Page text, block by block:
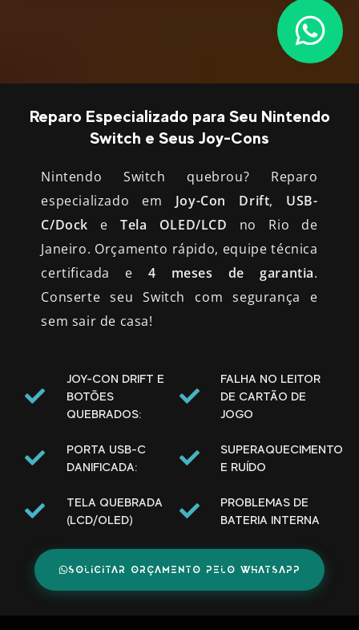
Reparo Especializado para Seu Nintendo
Switch e Seus Joy-Cons
Nintendo Switch quebrou? Reparo
especializado em Joy-Con Drift, USB-
C/Dock eTela OLED/LCD no Rio de
Janeiro. Orçamento rápido, equipe técnica
certificada e 4 meses de garantia.
Conserte seu Switch com segurança e
sem sair de casa!
JOY-CON DRIFT E
BOTÕES
QUEBRADOS:
PORTA USB-C
DANIFICADA:
TELA QUEBRADA
(LCD/OLED)
FALHA NO LEITOR
DE CARTÃO DE
JOGO
SUPERAQUECIMENTO
E RUÍDO
PROBLEMAS DE
BATERIA INTERNA
SOLICITAR ORÇAMENTO PELO WHATSAPP